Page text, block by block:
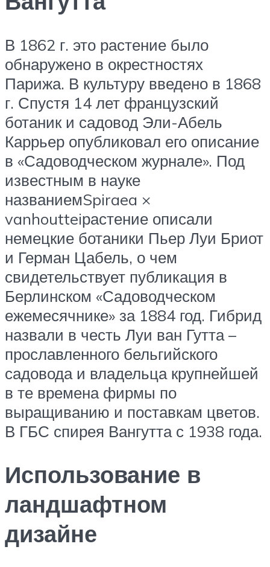
В 1862 г. это растение было
обнаружено в окрестностях
Парижа. В культуру введено в 1868
г. Спустя 14 лет французский
ботаник и садовод Эли-Абель
Каррьер опубликовал его описание
в «Садоводческом журнале». Под
известным в науке
названиемSpiraea ×
vanhoutteiрастение описали
немецкие ботаники Пьер Луи Бриот
и Герман Цабель, о чем
свидетельствует публикация в
Берлинском «Садоводческом
ежемесячнике» за 1884 год. Гибрид
назвали в честь Луи ван Гутта –
прославленного бельгийского
садовода и владельца крупнейшей
в те времена фирмы по
выращиванию и поставкам цветов.
В ГБС спирея Вангутта с 1938 года.
Использование в
ландшафтном
дизайне